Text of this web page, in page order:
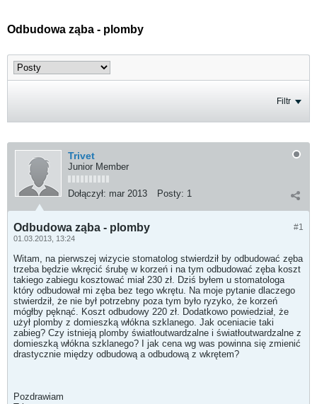
Odbudowa ząba - plomby
Filtr
Trivet
Junior Member
Dołączył: mar 2013 Posty: 1
#1
Odbudowa ząba - plomby
01.03.2013, 13:24
Witam, na pierwszej wizycie stomatolog stwierdził by odbudować zęba
trzeba będzie wkręcić śrubę w korzeń i na tym odbudować zęba koszt
takiego zabiegu kosztować miał 230 zł. Dziś byłem u stomatologa
który odbudował mi zęba bez tego wkrętu. Na moje pytanie dlaczego
stwierdził, że nie był potrzebny poza tym było ryzyko, że korzeń
mógłby pęknąć. Koszt odbudowy 220 zł. Dodatkowo powiedział, że
użył plomby z domieszką włókna szklanego. Jak oceniacie taki
zabieg? Czy istnieją plomby światłoutwardzalne i światłoutwardzalne z
domieszką włókna szklanego? I jak cena wg was powinna się zmienić
drastycznie między odbudową a odbudową z wkrętem?
Pozdrawiam